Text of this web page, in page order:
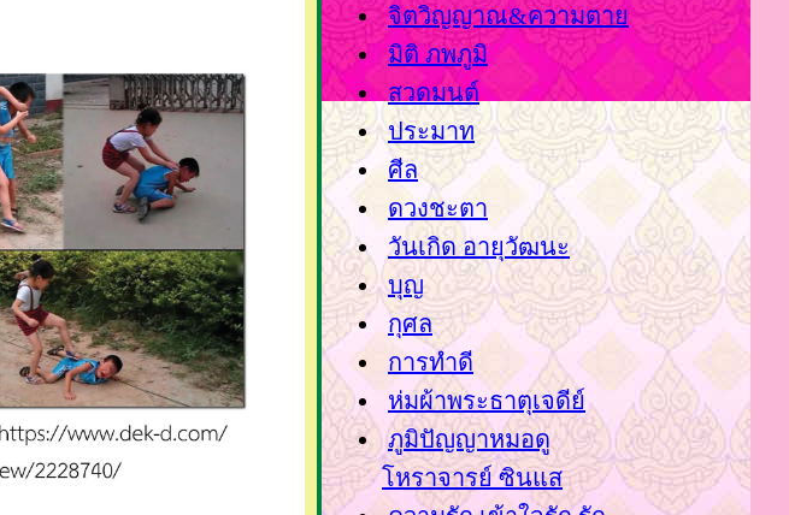
จิตวิญญาณ&ความตา
มิติ ภพภูมิ
สวดมนต์
ประมาท
ศีล
ดวงชะตา
วันเกิด อายุวัฒนะ
บุญ
กุศล
การทำดี
ห่มผ้าพระธาตุเจดีย์
ภูมิปัญญาหมอดู
หราจารย์ ซินแส